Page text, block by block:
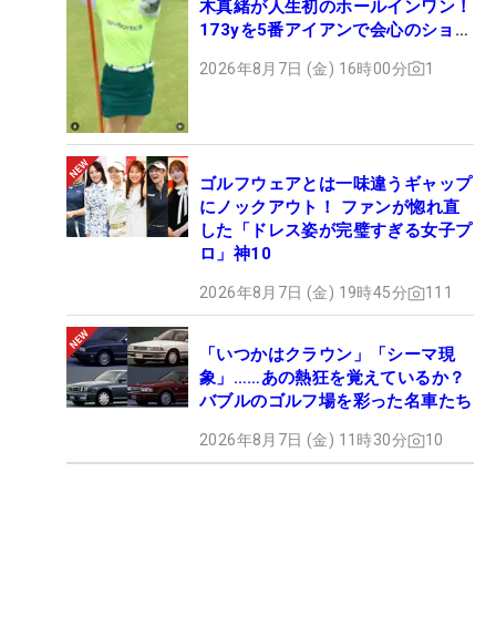
木真緒が人生初のホールインワン！
173yを5番アイアンで会心のショッ
2026年8月7日 (金) 16時00分 1
ゴルフウェアとは一味違うギャップ
にノックアウト！ ファンが惚れ直
した「ドレス姿が完璧すぎる女子プ
ロ」神10
2026年8月7日 (金) 19時45分 111
「いつかはクラウン」「シーマ現
象」……あの熱狂を覚えているか？
バブルのゴルフ場を彩った名車たち
2026年8月7日 (金) 11時30分 10